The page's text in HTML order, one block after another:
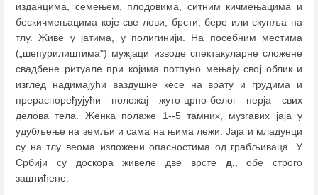
изданцима, семењем, плодовима, ситним кичмењацима и
бескичмењацима које све лови, брсти, бере или скупља на
тлу. Живе у јатима, у полигинији. На посебним местима
(„шепурилиштима") мужјаци изводе спектакуларне сложене
свадбене ритуале при којима потпуно мењају свој облик и
изглед надимајући ваздушне кесе на врату и грудима и
прераспоређујући положај жуто-црно-белог перја свих
делова тела. Женка полаже 1--5 тамних, музгавих јаја у
удубљење на земљи и сама на њима лежи. Јаја и младунци
су на тлу веома изложени опасностима од грабљиваца. У
Србији су доскора живеле две врсте д., обе строго
заштићене.